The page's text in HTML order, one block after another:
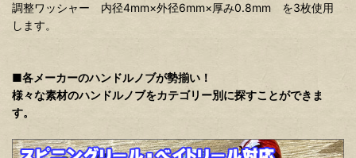
調整ワッシャー 内径4mm×外径6mm×厚み0.8mm を3枚使用
します。
■各メーカーのハンドルノブが勢揃い！
様々な素材のハンドルノブをカテゴリー別に探すことができま
す。